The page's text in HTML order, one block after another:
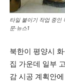
타일 붙이기 작업 중인
문·뉴스1
북한이 평양시
집 가운데 일부
감 시공 계획안